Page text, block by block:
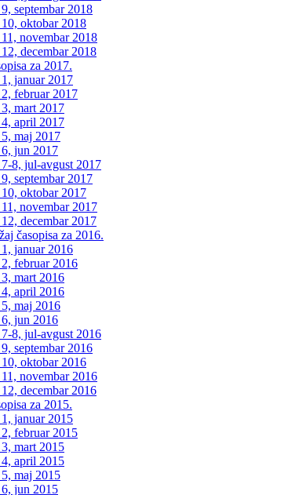
septembar 2018
oktobar 2018
novembar 2018
decembar 2018
za 2017.
januar 2017
februar 2017
mart 2017
april 2017
maj 2017
jun 2017
8, jul-avgust 2017
septembar 2017
oktobar 2017
novembar 2017
decembar 2017
časopisa za 2016.
januar 2016
februar 2016
mart 2016
april 2016
maj 2016
jun 2016
8, jul-avgust 2016
septembar 2016
oktobar 2016
novembar 2016
decembar 2016
za 2015.
januar 2015
februar 2015
mart 2015
april 2015
maj 2015
jun 2015